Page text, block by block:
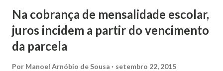
negativos de proteção ao crédito. A ação foi movida pela
Associação Nacional dos Consumidores de Crédito (Andec).
No curso do processo, entretanto, houve a dissolução da
Na cobrança de mensalidade escolar,
juros incidem a partir do vencimento
da parcela
Por Manoel Arnóbio de Sousa setembro 22, 2015